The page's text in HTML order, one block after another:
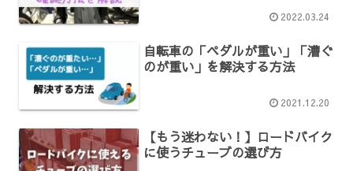
2022.03.24
自転車の「ペダルが重い」「漕ぐ
のが重い」を解決する方法
2021.12.20
【もう迷わない！】ロードバイク
に使うチューブの選び方